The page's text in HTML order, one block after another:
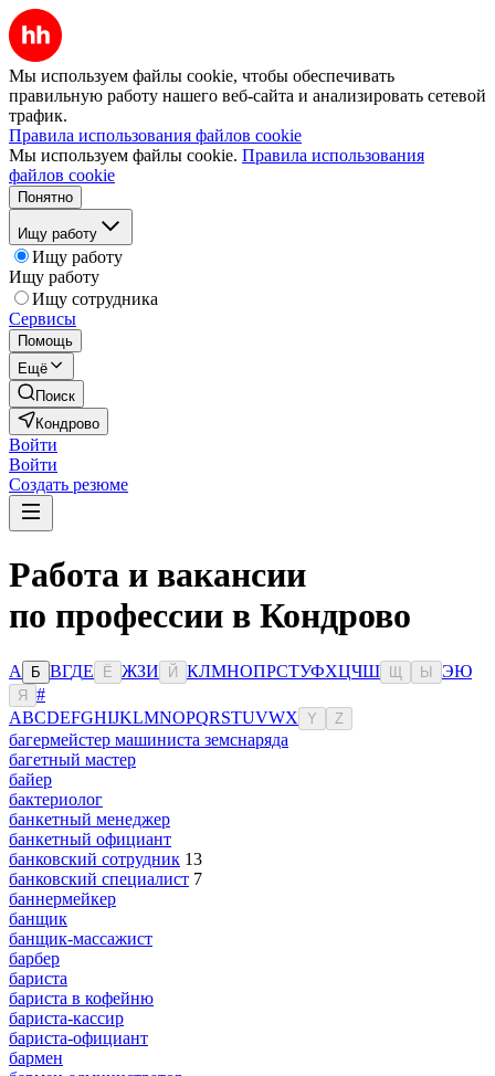
Мы используем файлы cookie, чтобы обеспечивать
правильную работу нашего веб-сайта и анализировать сетевой
трафик.
Правила использования файлов cookie
Мы используем файлы cookie. Правила использования
файлов cookie
Понятно
Ищу работу
Ищу работу
Ищу работу
Ищу сотрудника
Сервисы
Помощь
Ещё
Поиск
Кондрово
Войти
Войти
Создать резюме
Работа и вакансии
по профессии в Кондрово
А Б ВГДЕ Ё ЖЗИ Й КЛМНОПРСТУФХЦЧШ Ы ЭЮ
Я
#
ABCDEFGHIJKLMNOPQRSTUVWX Y Z
багермейстер машиниста земснаряда
багетный мастер
байер
бактериолог
банкетный менеджер
банкетный официант
банковский сотрудник 13
банковский специалист 7
баннермейкер
банщик
банщик-массажист
барбер
бариста
бариста в кофейню
бариста-кассир
бариста-официант
бармен